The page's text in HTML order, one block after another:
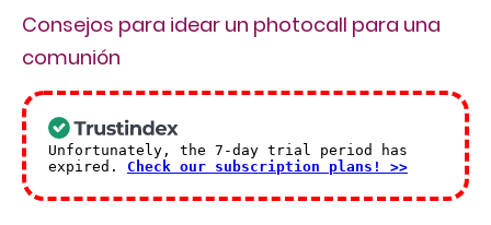
Consejos para idear un photocall para una
comunión